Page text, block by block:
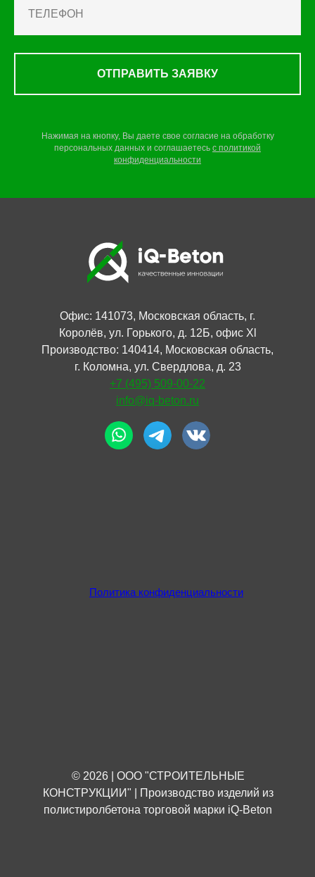
ОТПРАВИТЬ ЗАЯВКУ
Нажимая на кнопку, Вы даете свое согласие на обработку
персональных данных и соглашаетесь c политикой
конфиденциальности
Офис: 141073, Московская область, г.
Королёв, ул. Горького, д. 12Б, офис Xl
Производство: 140414, Московская область,
г. Коломна, ул. Свердлова, д. 23
+7 (495) 509-00-22
info@iq-beton.ru
© 2026 | ООО "СТРОИТЕЛЬНЫЕ
КОНСТРУКЦИИ" | Производство изделий из
полистиролбетона торговой марки iQ-Beton
Политика конфиденциальности